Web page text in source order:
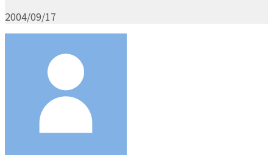
2004/09/17